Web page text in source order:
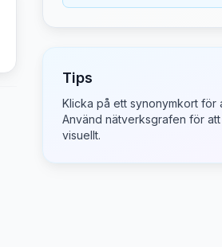
Tips
Klicka på ett synonymkort för
Använd nätverksgrafen för
visuellt.